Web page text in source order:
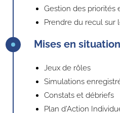
Gestion des priorités
Prendre du recul sur
Mises en
Jeux de rôles
Simulations
Constats et débriefs
Plan d’Action